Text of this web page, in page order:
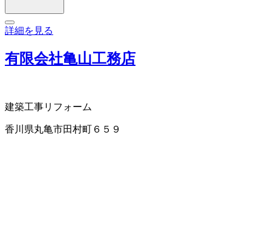
詳細を見る
有限会社亀山工務店
建築工事リフォーム
香川県丸亀市田村町６５９